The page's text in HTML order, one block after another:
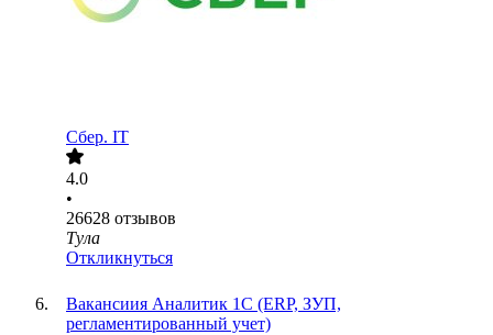
Сбер. IT
4.0
•
26628 отзывов
Тула
Откликнуться
Вакансиия Аналитик 1С (ERP, ЗУП,
регламентированный учет)